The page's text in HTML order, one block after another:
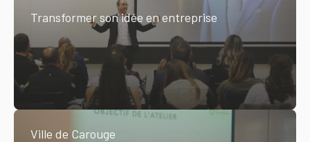
Transformer son idée en entreprise
Ville de Carouge